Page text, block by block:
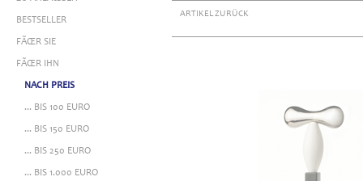
BESTSELLER
FÃŒR SIE
FÃŒR IHN
NACH PREIS
... BIS 100 EURO
... BIS 150 EURO
... BIS 250 EURO
... BIS 1.000 EURO
ARTIKEL ZURÜCK